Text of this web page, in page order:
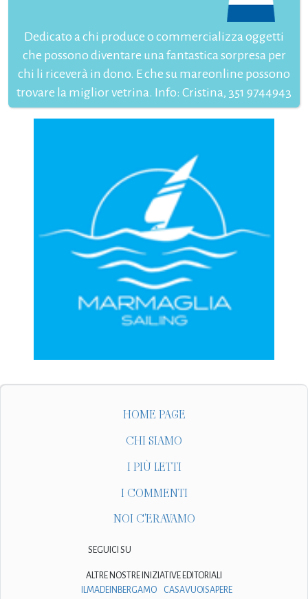
Dedicato a chi produce o commercializza oggetti
che possono diventare una fantastica sorpresa per
chi li riceverà in dono. E che su mareonline possono
trovare la miglior vetrina. Info: Cristina, 351 9744943
HOME PAGE
CHI SIAMO
I PIÙ LETTI
I COMMENTI
NOI C'ERAVAMO
SEGUICI SU
ALTRE NOSTRE INIZIATIVE EDITORIALI
ILMADEINBERGAMO
CASAVUOISAPERE